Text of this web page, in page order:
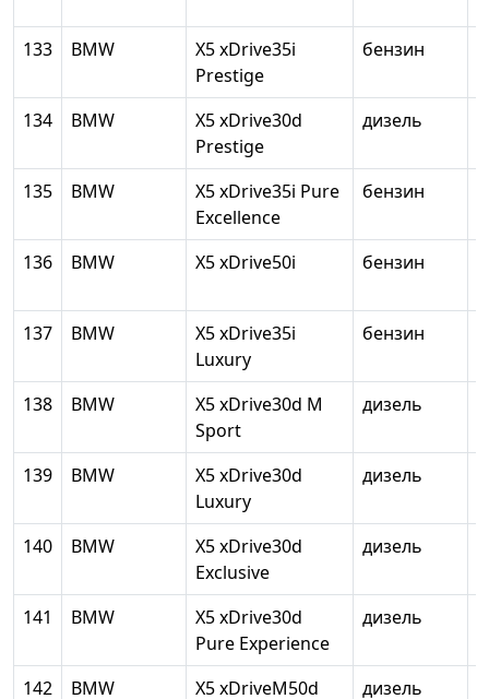
133 BMW
X5 xDrive35i
Prestige
бензин
134 BMW
X5 xDrive30d
Prestige
дизель
135 BMW
X5 xDrive35i Pure
Excellence
бензин
136 BMW X5 xDrive50i бензин
137 BMW
X5 xDrive35i
Luxury
бензин
138 BMW
X5 xDrive30d M
Sport
дизель
139 BMW
X5 xDrive30d
Luxury
дизель
140 BMW
X5 xDrive30d
Exclusive
дизель
141 BMW
X5 xDrive30d
Pure Experience
дизель
142 BMW X5 xDriveM50d дизель